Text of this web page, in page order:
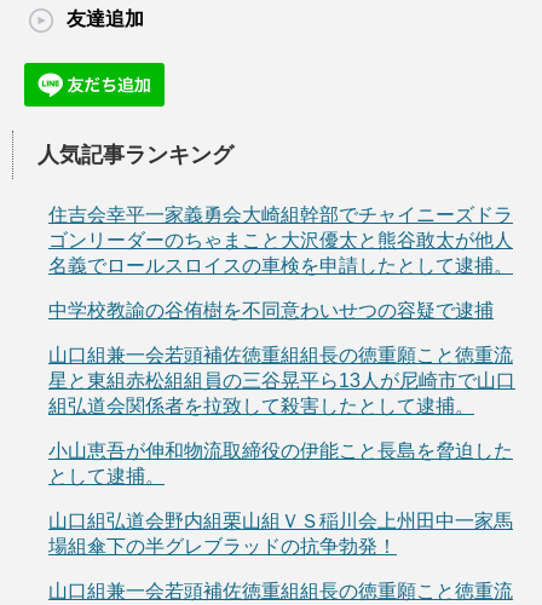
友達追加
人気記事ランキング
住吉会幸平一家義勇会大崎組幹部でチャイニーズドラ
ゴンリーダーのちゃまこと大沢優太と熊谷敢太が他人
名義でロールスロイスの車検を申請したとして逮捕。
中学校教諭の谷侑樹を不同意わいせつの容疑で逮捕
山口組兼一会若頭補佐徳重組組長の徳重願こと徳重流
星と東組赤松組組員の三谷晃平ら13人が尼崎市で山口
組弘道会関係者を拉致して殺害したとして逮捕。
小山恵吾が伸和物流取締役の伊能こと長島を脅迫した
として逮捕。
山口組弘道会野内組栗山組ＶＳ稲川会上州田中一家馬
場組傘下の半グレブラッドの抗争勃発！
山口組兼一会若頭補佐徳重組組長の徳重願こと徳重流